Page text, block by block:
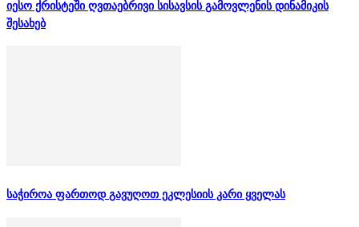
იესო ქრისტეში ღვთაებრივი სისავსის გამოვლენის დინამიკის
შესახებ
საჭიროა ფართოდ გავუღოთ ეკლესიის კარი ყველას